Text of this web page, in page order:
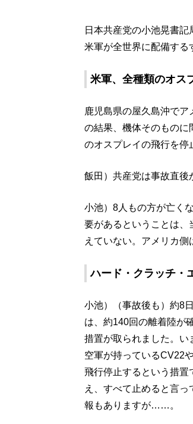
日本共産党の小池晃書記
米軍が全世界に配備する
米軍、全種類のオス
鹿児島県の屋久島沖で
の結果、機体そのものに
のオスプレイの飛行を停
飯田）共産党は事故直後
小池）8人もの方が亡く
要があるということは、
えていない。アメリカ側
ハード・クラッチ・
小池）（事故後も）約8
は、約140回の離着陸が
措置が取られました。い
空軍が持っているCV22
飛行停止するという措置
え、すべて止めると言
報もありますが……。